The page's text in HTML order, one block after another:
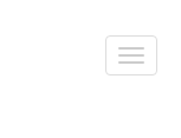
Toggle